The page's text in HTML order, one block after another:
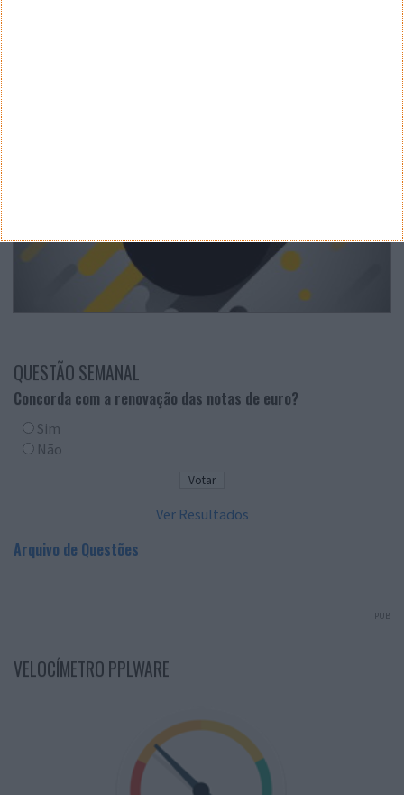
QUESTÃO SEMANAL
Concorda com a renovação das notas de euro?
Sim
Não
Ver Resultados
Arquivo de Questões
PUB
VELOCÍMETRO PPLWARE